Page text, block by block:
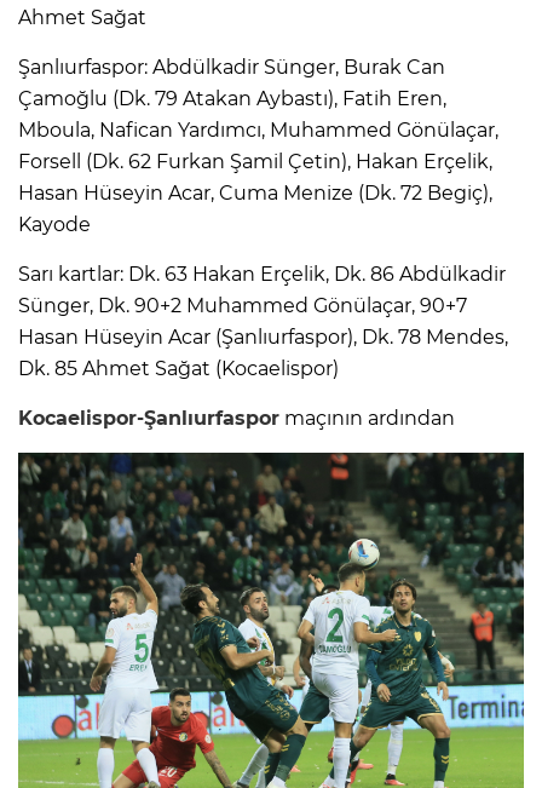
Ahmet Sağat
Şanlıurfaspor: Abdülkadir Sünger, Burak Can
Çamoğlu (Dk. 79 Atakan Aybastı), Fatih Eren,
Mboula, Nafican Yardımcı, Muhammed Gönülaçar,
Forsell (Dk. 62 Furkan Şamil Çetin), Hakan Erçelik,
Hasan Hüseyin Acar, Cuma Menize (Dk. 72 Begiç),
Kayode
Sarı kartlar: Dk. 63 Hakan Erçelik, Dk. 86 Abdülkadir
Sünger, Dk. 90+2 Muhammed Gönülaçar, 90+7
Hasan Hüseyin Acar (Şanlıurfaspor), Dk. 78 Mendes,
Dk. 85 Ahmet Sağat (Kocaelispor)
Kocaelispor-Şanlıurfaspor maçının ardından